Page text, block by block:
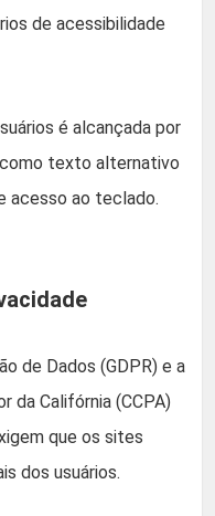
de acessibilidade
é alcançada por
texto alternativo
acesso ao teclado.
de Dados (GDPR) e a
da Califórnia (CCPA)
que os sites
dos usuários.